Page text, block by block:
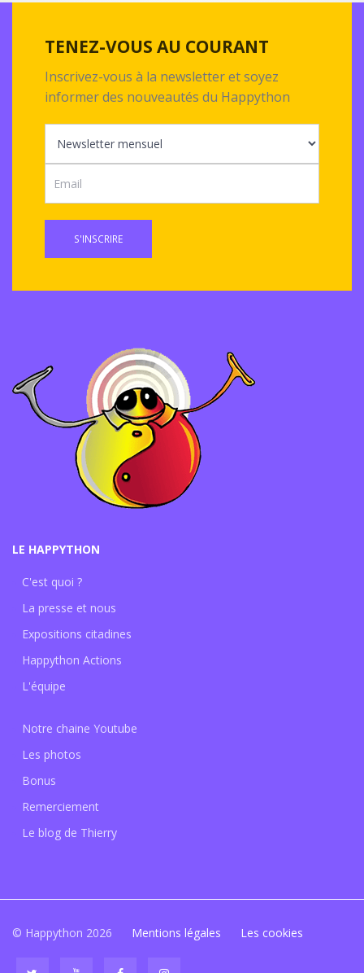
TENEZ-VOUS AU COURANT
Inscrivez-vous à la newsletter et soyez
informer des nouveautés du Happython
S'INSCRIRE
LE HAPPYTHON
C'est quoi ?
La presse et nous
Expositions citadines
Happython Actions
L'équipe
Notre chaine Youtube
Les photos
Bonus
Remerciement
Le blog de Thierry
© Happython 2026 Mentions légales Les cookies